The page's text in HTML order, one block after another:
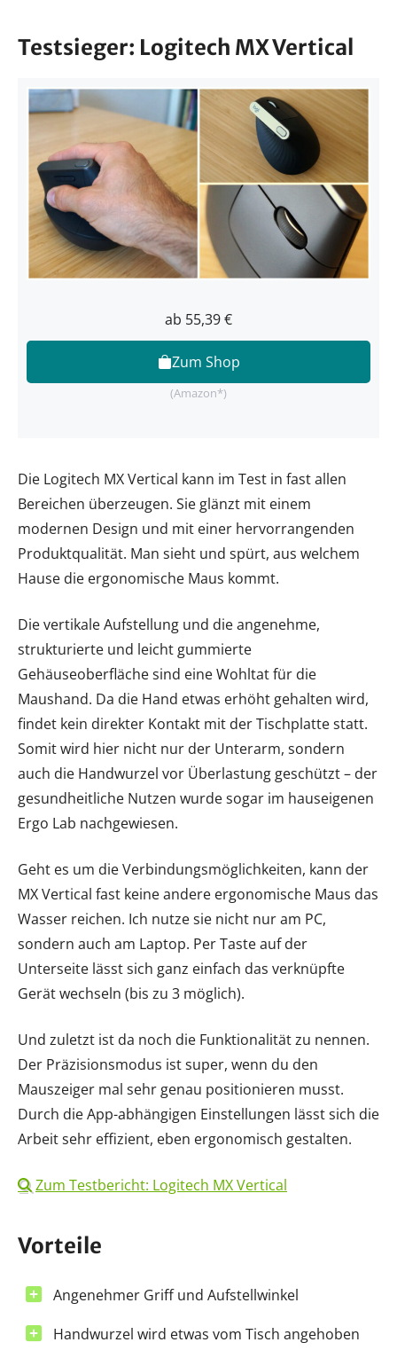
Testsieger: Logitech MX Vertical
ab 55,39 €
Zum Shop
(Amazon*)
Die Logitech MX Vertical kann im Test in fast allen
Bereichen überzeugen. Sie glänzt mit einem
modernen Design und mit einer hervorrangenden
Produktqualität. Man sieht und spürt, aus welchem
Hause die ergonomische Maus kommt.
Die vertikale Aufstellung und die angenehme,
strukturierte und leicht gummierte
Gehäuseoberfläche sind eine Wohltat für die
Maushand. Da die Hand etwas erhöht gehalten wird,
findet kein direkter Kontakt mit der Tischplatte statt.
Somit wird hier nicht nur der Unterarm, sondern
auch die Handwurzel vor Überlastung geschützt – der
gesundheitliche Nutzen wurde sogar im hauseigenen
Ergo Lab nachgewiesen.
Geht es um die Verbindungsmöglichkeiten, kann der
MX Vertical fast keine andere ergonomische Maus das
Wasser reichen. Ich nutze sie nicht nur am PC,
sondern auch am Laptop. Per Taste auf der
Unterseite lässt sich ganz einfach das verknüpfte
Gerät wechseln (bis zu 3 möglich).
Und zuletzt ist da noch die Funktionalität zu nennen.
Der Präzisionsmodus ist super, wenn du den
Mauszeiger mal sehr genau positionieren musst.
Durch die App-abhängigen Einstellungen lässt sich die
Arbeit sehr effizient, eben ergonomisch gestalten.
Zum Testbericht: Logitech MX Vertical
Vorteile
Angenehmer Griff und Aufstellwinkel
Handwurzel wird etwas vom Tisch angehoben